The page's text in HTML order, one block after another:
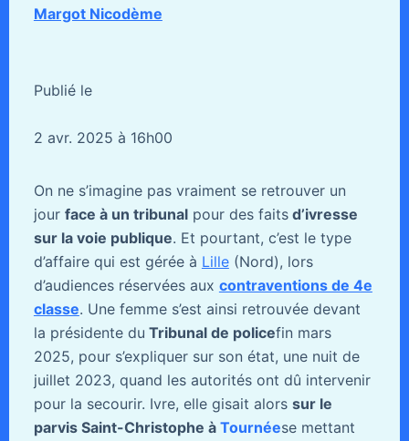
Margot Nicodème
Publié le
2 avr. 2025 à 16h00
On ne s’imagine pas vraiment se retrouver un
jour face à un tribunalpour des faitsd’ivresse
sur la voie publique. Et pourtant, c’est le type
d’affaire qui est gérée à Lille(Nord), lors
d’audiences réservées aux contraventions de 4e
classe. Une femme s’est ainsi retrouvée devant
la présidente du Tribunal de policefin mars
2025, pour s’expliquer sur son état, une nuit de
juillet 2023, quand les autorités ont dû intervenir
pour la secourir. Ivre, elle gisait alors sur le
parvis Saint-Christophe à Tournéese mettant